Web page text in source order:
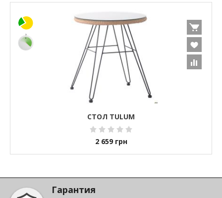
СТОЛ TULUM
2 659 грн
Гарантия